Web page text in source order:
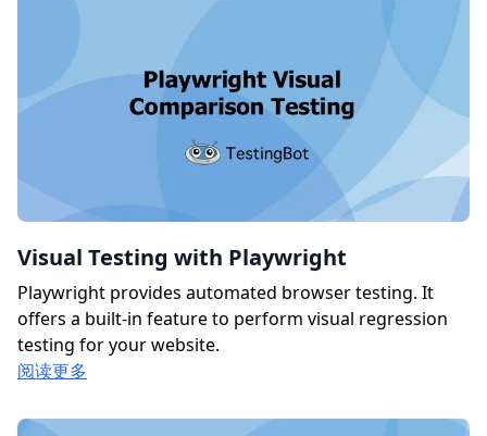
Visual Testing with Playwright
Playwright provides automated browser testing. It
offers a built-in feature to perform visual regression
testing for your website.
阅读更多